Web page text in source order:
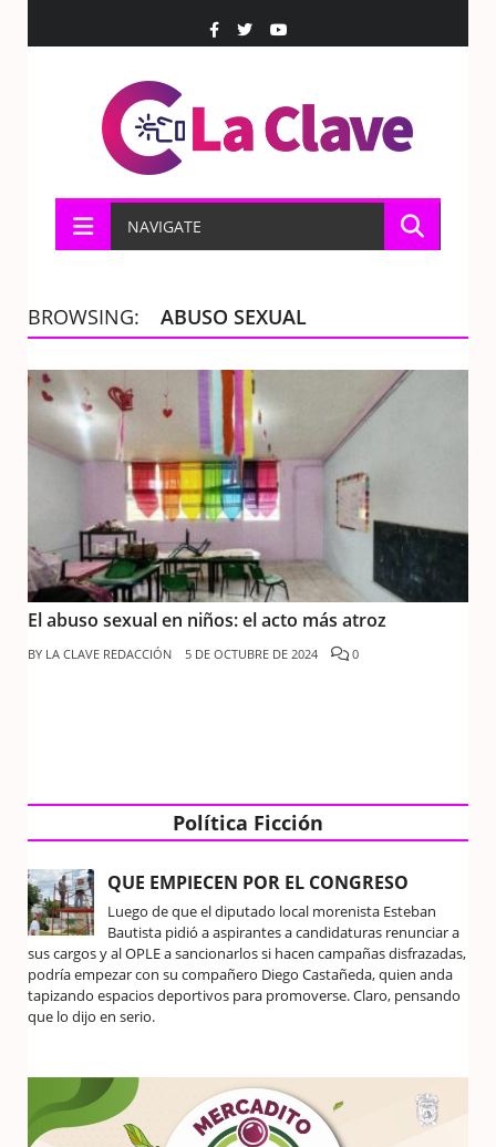
NAVIGATE
BROWSING: ABUSO SEXUAL
El abuso sexual en niños: el acto más atroz
BY LA CLAVE REDACCIÓN 5 DE OCTUBRE DE 2024 0
Política Ficción
QUE EMPIECEN POR EL CONGRESO
Luego de que el diputado local morenista Esteban
Bautista pidió a aspirantes a candidaturas renunciar a
sus cargos y al OPLE a sancionarlos si hacen campañas disfrazadas,
podría empezar con su compañero Diego Castañeda, quien anda
tapizando espacios deportivos para promoverse. Claro, pensando
que lo dijo en serio.